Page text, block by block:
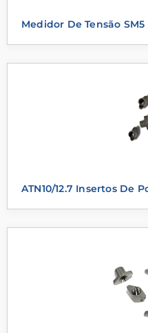
Medidor De Tensão SM5
ATN10/12.7 Insertos De